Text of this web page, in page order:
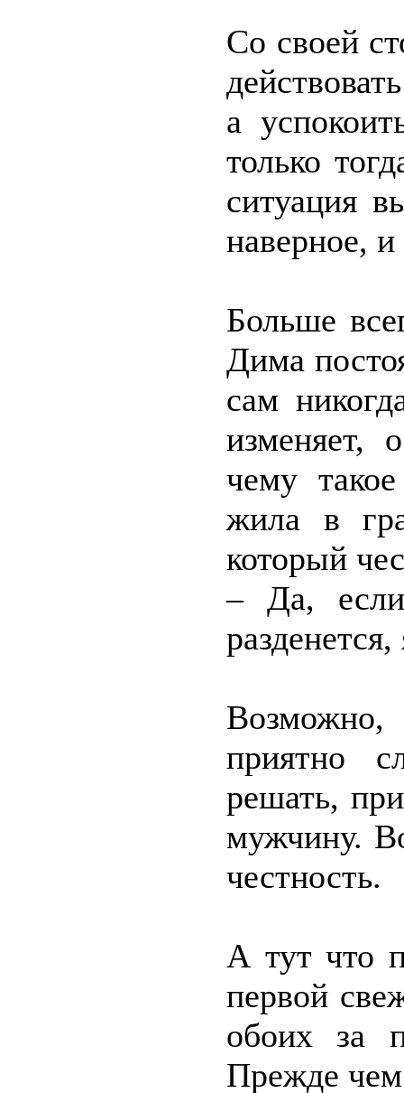
Со своей
а
только
ситуация
наверное,
Больше
Дима
сам
изменяет,
чему
жила в
который
– Да,
приятно
решать,
мужчину.
честность.
А тут что
первой
обоих за
Прежде чем